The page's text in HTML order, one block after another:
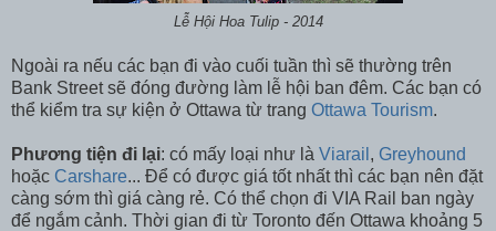
Lễ Hội Hoa Tulip - 2014
Ngoài ra nếu các bạn đi vào cuối tuần thì sẽ thường trên
Bank Street sẽ đóng đường làm lễ hội ban đêm. Các bạn có
thể kiểm tra sự kiện ở Ottawa từ trang Ottawa Tourism.
Phương tiện đi lại: có mấy loại như là Viarail , Greyhound
hoặc Carshare... Để có được giá tốt nhất thì các bạn nên đặt
càng sớm thì giá càng rẻ. Có thể chọn đi VIA Rail ban ngày
để ngắm cảnh. Thời gian đi từ Toronto đến Ottawa khoảng 5